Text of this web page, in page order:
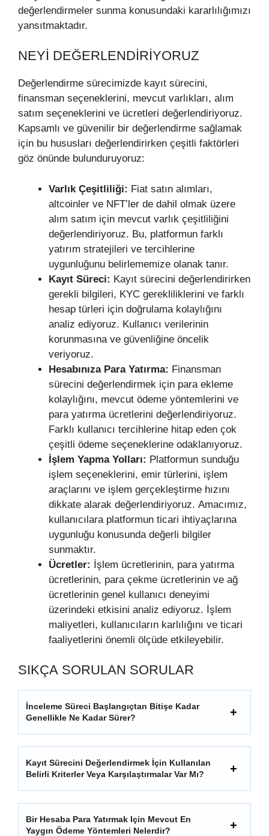
değerlendirmeler sunma konusundaki kararlılığımızı
yansıtmaktadır.
NEYI DEĞERLENDIRIYORUZ
Değerlendirme sürecimizde kayıt sürecini,
finansman seçeneklerini, mevcut varlıkları, alım
satım seçeneklerini ve ücretleri değerlendiriyoruz.
Kapsamlı ve güvenilir bir değerlendirme sağlamak
için bu hususları değerlendirirken çeşitli faktörleri
göz önünde bulunduruyoruz:
Varlık Çeşitliliği: Fiat satın alımları,
altcoinler ve NFT’ler de dahil olmak üzere
alım satım için mevcut varlık çeşitliliğini
değerlendiriyoruz. Bu, platformun farklı
yatırım stratejileri ve tercihlerine
uygunluğunu belirlememize olanak tanır.
Kayıt Süreci: Kayıt sürecini değerlendirirken
gerekli bilgileri, KYC gerekliliklerini ve farklı
hesap türleri için doğrulama kolaylığını
analiz ediyoruz. Kullanıcı verilerinin
korunmasına ve güvenliğine öncelik
veriyoruz.
Hesabınıza Para Yatırma: Finansman
sürecini değerlendirmek için para ekleme
kolaylığını, mevcut ödeme yöntemlerini ve
para yatırma ücretlerini değerlendiriyoruz.
Farklı kullanıcı tercihlerine hitap eden çok
çeşitli ödeme seçeneklerine odaklanıyoruz.
İşlem Yapma Yolları: Platformun sunduğu
işlem seçeneklerini, emir türlerini, işlem
araçlarını ve işlem gerçekleştirme hızını
dikkate alarak değerlendiriyoruz. Amacımız,
kullanıcılara platformun ticari ihtiyaçlarına
uygunluğu konusunda değerli bilgiler
sunmaktır.
Ücretler: İşlem ücretlerinin, para yatırma
ücretlerinin, para çekme ücretlerinin ve ağ
ücretlerinin genel kullanıcı deneyimi
üzerindeki etkisini analiz ediyoruz. İşlem
maliyetleri, kullanıcıların karlılığını ve ticari
faaliyetlerini önemli ölçüde etkileyebilir.
SIKÇA SORULAN SORULAR
İnceleme Süreci Başlangıçtan Bitişe Kadar
Genellikle Ne Kadar Sürer?
Kayıt Sürecini Değerlendirmek İçin Kullanılan
Belirli Kriterler Veya Karşılaştırmalar Var Mı?
Bir Hesaba Para Yatırmak Için Mevcut En
Yaygın Ödeme Yöntemleri Nelerdir?